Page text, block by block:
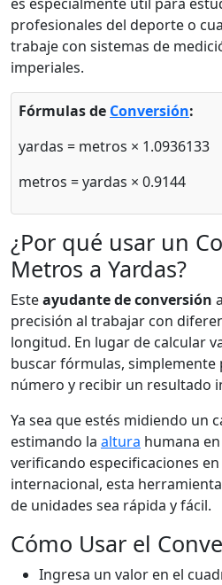
profesionales del deporte o
trabaje con sistemas de
imperiales.
Fórmulas de Conversión:
yardas = metros × 1.0936133
metros = yardas × 0.9144
¿Por qué usar un
Metros a Yardas?
Esteayudante de conversión
precisión al trabajar con
longitud. En lugar de calcular
buscar fórmulas, simplemente
número y recibir un resultado
Ya sea que estés midiendo un
estimando la altura humana
verificando especificaciones
internacional, esta
de unidades sea rápida y fácil.
Cómo Usar el
Ingresa un valor en el